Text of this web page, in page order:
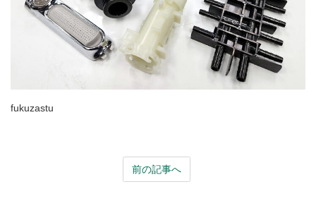
fukuzastu
前の記事へ